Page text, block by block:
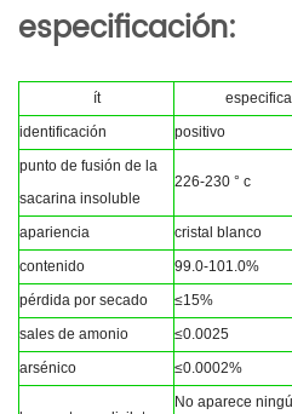
especificación:
ít
identificación
positivo
punto de fusión de la
sacarina insoluble
226-230 ° c
apariencia
cristal blanco
contenido
99.0-101.0%
pérdida por secado
≤15%
sales de amonio
≤0.0025
arsénico
≤0.0002%
No aparece